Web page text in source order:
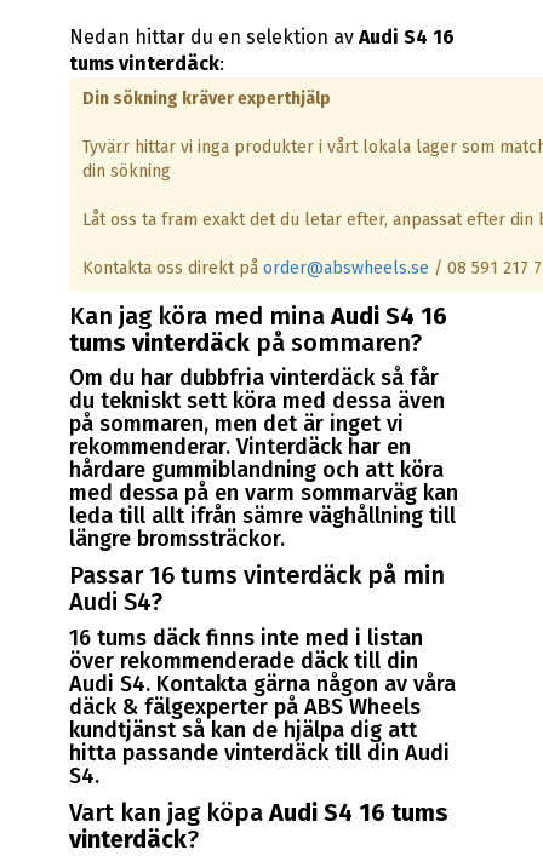
Nedan hittar du en selektion avAudi S4 16
tums vinterdäck:
Din sökning kräver experthjälp
Tyvärr hittar vi inga produkter i vårt lokala lager som
din sökning
Låt oss ta fram exakt det du letar efter, anpassat efter din
Kontakta oss direkt påorder@abswheels.se / 08 591 217
Kan jag köra med minaAudi S4 16
tums vinterdäck på sommaren?
Om du har dubbfria vinterdäck så får
du tekniskt sett köra med dessa även
på sommaren, men det är inget vi
rekommenderar. Vinterdäck har en
hårdare gummiblandning och att köra
med dessa på en varm sommarväg kan
leda till allt ifrån sämre väghållning till
längre bromssträckor.
Passar 16 tums vinterdäck på min
Audi S4?
16 tums däck finns inte med i listan
över rekommenderade däck till din
Audi S4. Kontakta gärna någon av våra
däck & fälgexperter på ABS Wheels
kundtjänst så kan de hjälpa dig att
hitta passande vinterdäck till din Audi
S4.
Vart kan jag köpaAudi S4 16 tums
vinterdäck?